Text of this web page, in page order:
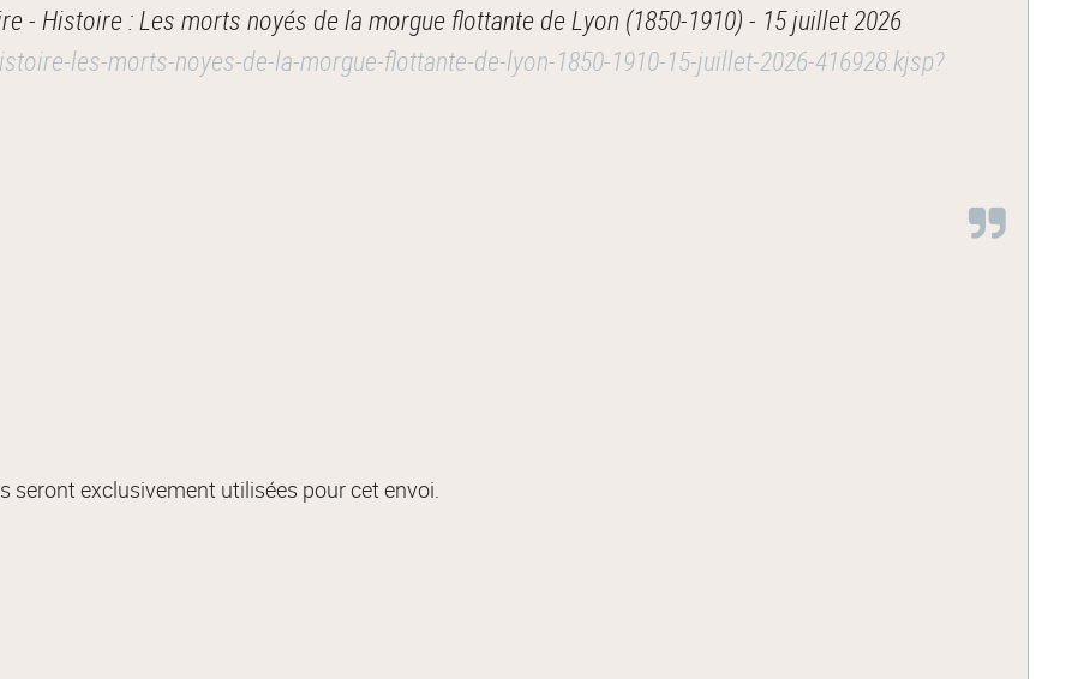
- Histoire : Les morts noyés de la morgue flottante de Lyon (1850-1910) - 15 juillet 2026
les-morts-noyes-de-la-morgue-flottante-de-lyon-1850-1910-15-juillet-2026-416928.kjsp?
seront exclusivement utilisées pour cet envoi.